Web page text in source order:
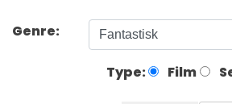
Genre:
Type: Film